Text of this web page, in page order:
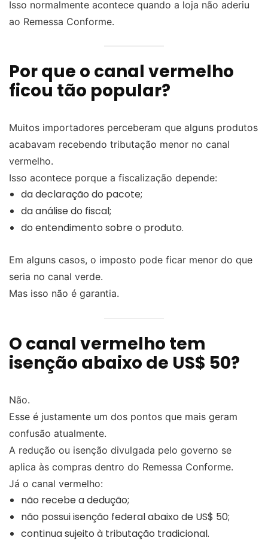
Isso normalmente acontece quando a loja não aderiu
ao Remessa Conforme.
Por que o canal vermelho
ficou tão popular?
Muitos importadores perceberam que alguns produtos
acabavam recebendo tributação menor no canal
vermelho.
Isso acontece porque a fiscalização depende:
da declaração do pacote;
da análise do fiscal;
do entendimento sobre o produto.
Em alguns casos, o imposto pode ficar menor do que
seria no canal verde.
Mas isso não é garantia.
O canal vermelho tem
isenção abaixo de US$ 50?
Não.
Esse é justamente um dos pontos que mais geram
confusão atualmente.
A redução ou isenção divulgada pelo governo se
aplica às compras dentro do Remessa Conforme.
Já o canal vermelho:
não recebe a dedução;
não possui isenção federal abaixo de US$ 50;
continua sujeito à tributação tradicional.